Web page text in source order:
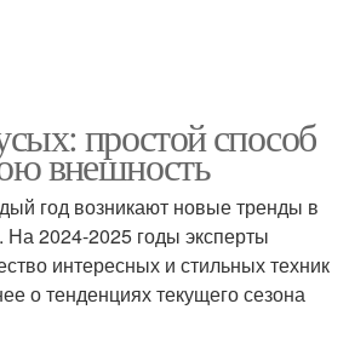
простой способ
внешность
год возникают новые тренды в
2024-2025 годы эксперты
интересных и стильных техник
о тенденциях текущего сезона